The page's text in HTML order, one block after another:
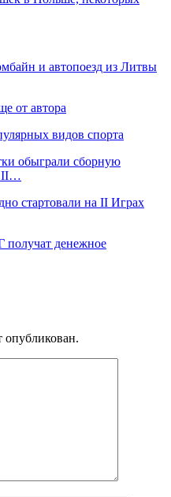
и автопоезд из Литвы
от автора
видов спорта
обыграли сборную
II…
стартовали на II Играх
денежное
опубликован.